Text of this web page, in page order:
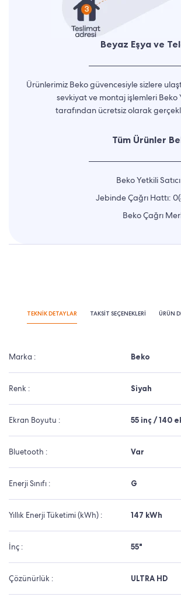
Beyaz Eşya ve
Ürünlerimiz Beko güvencesiyle sizlere
sevkiyat ve montaj işlemleri Beko
tarafından ücretsiz olarak
Tüm Ürünler
Beko Yetkili
Jebinde Çağrı Hattı:
Beko Çağrı
TEKNİK DETAYLAR TAKSİT SEÇENEKLERİ ÜRÜN
Marka : Beko
Renk : Siyah
Ekran Boyutu : 55 inç / 140
Bluetooth : Var
Enerji Sınıfı : G
Yıllık Enerji Tüketimi (kWh) : 147 kWh
İnç : 55"
Çözünürlük : ULTRA HD